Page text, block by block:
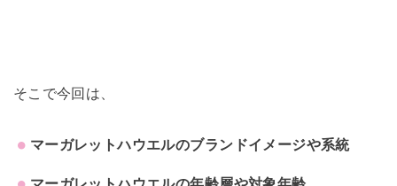
そこで今回は、
マーガレットハウエルのブランドイメージや系統